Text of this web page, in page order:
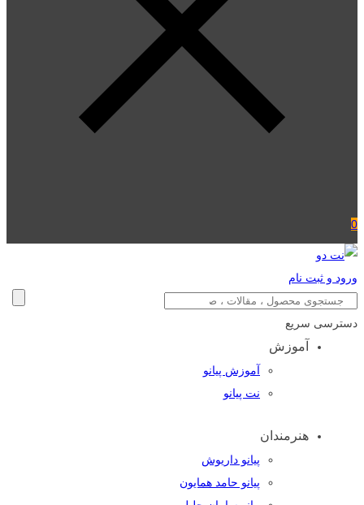
0
ورود و ثبت نام
دسترسی سریع
آموزش
آموزش پیانو
نت پیانو
هنرمندان
پیانو داریوش
پیانو حامد همایون